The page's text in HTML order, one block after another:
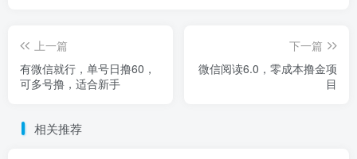
上一篇
有微信就行，单号日撸60，
可多号撸，适合新手
下一篇
微信阅读6.0，零成本撸金项
目
相关推荐